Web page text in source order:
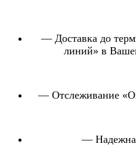
— Доставка до
линий» в
— Отслеживание
—